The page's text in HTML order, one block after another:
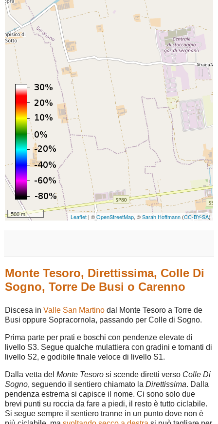
500 m Leaflet | ©OpenStreetMap, ©Sarah Hoffmann (CC-BY-SA)
Monte Tesoro, Direttissima, Colle Di
Sogno, Torre De Busi o Carenno
Discesa in Valle San Martino dal Monte Tesoro a Torre de
Busi oppure Sopracornola, passando per Colle di Sogno.
Prima parte per prati e boschi con pendenze elevate di
livello S3. Segue qualche mulattiera con gradini e tornanti di
livello S2, e godibile finale veloce di livello S1.
Dalla vetta del Monte Tesoro si scende diretti verso Colle Di
Sogno, seguendo il sentiero chiamato la Direttissima. Dalla
pendenza estrema si capisce il nome. Ci sono solo due
brevi punti su roccia da fare a piedi, il resto è tutto ciclabile.
Si segue sempre il sentiero tranne in un punto dove non è